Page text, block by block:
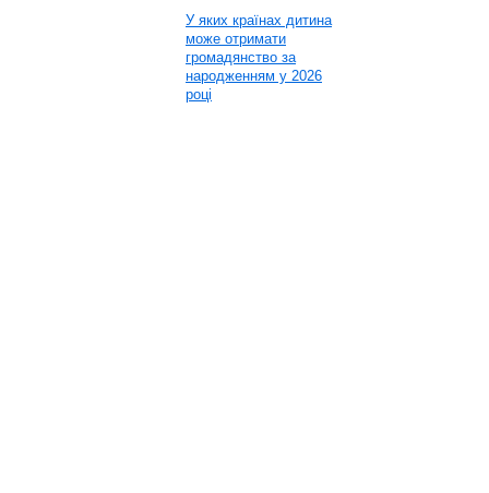
У яких країнах дитина
може отримати
громадянство за
народженням у 2026
році